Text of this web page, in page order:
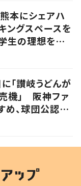
本にシェアハ
ングスペースを
生の理想をカ
「讃岐うどんが
機」 阪神ファ
め、球団公認カ